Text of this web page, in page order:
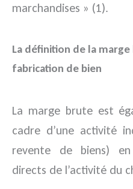
marchandises » (1).
La définition de la
fabrication de bien
La marge brute est
cadre d’une activité
revente de biens)
directs de l’activité du